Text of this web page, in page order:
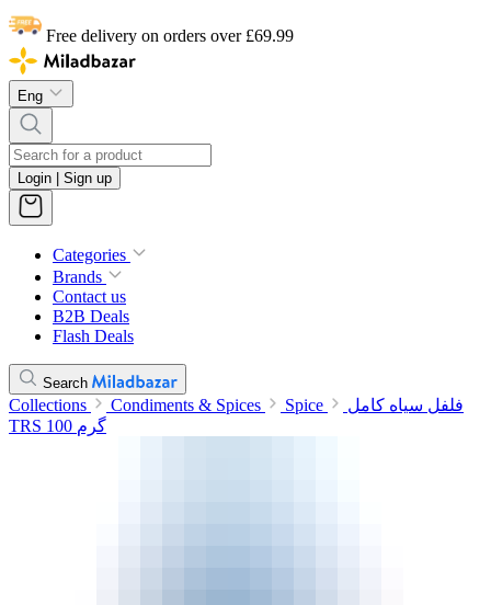
Free delivery on orders over £69.99
Eng
Login | Sign up
Categories
Brands
Contact us
B2B Deals
Flash Deals
Search
Collections Condiments & Spices Spice
فلفل سیاه کامل
TRS 100 گرم